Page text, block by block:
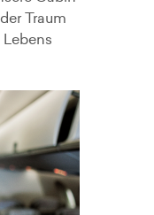
Traum
Lebens